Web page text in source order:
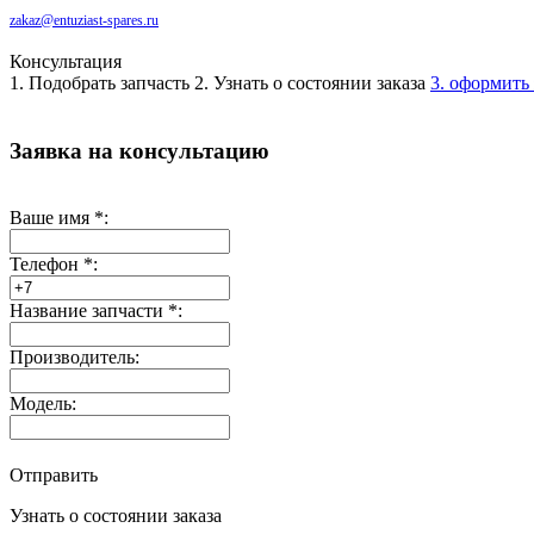
zakaz@entuziast-spares.ru
Консультация
1. Подобрать запчасть 2. Узнать о состоянии заказа 3. оформить
Заявка на консультацию
Ваше имя *:
Телефон *:
Название запчасти *:
Производитель:
Модель:
Отправить
Узнать о состоянии заказа